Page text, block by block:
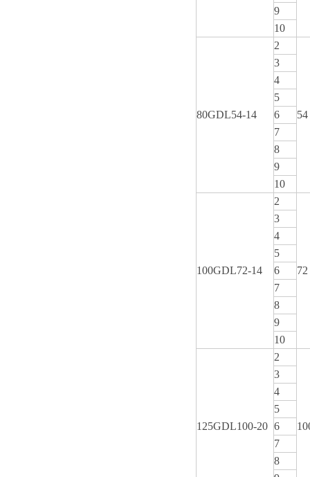
9
10
80GDL54-14
2
54
3
4
5
6
7
8
9
10
100GDL72-14
2
72
3
4
5
6
7
8
9
10
125GDL100-20
2
3
4
5
6
7
8